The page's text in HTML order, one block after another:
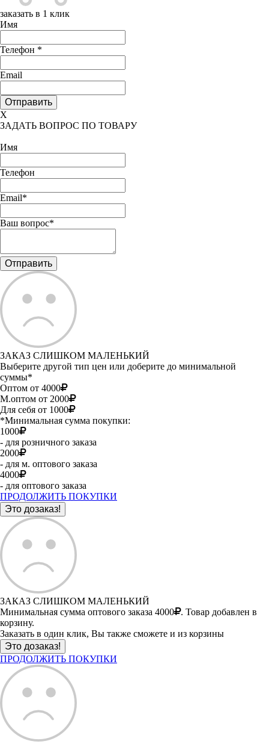
заказать в 1 клик
Имя
Телефон *
Email
X
ЗАДАТЬ ВОПРОС ПО ТОВАРУ
Имя
Телефон
Email*
Ваш вопрос*
ЗАКАЗ СЛИШКОМ МАЛЕНЬКИЙ
Выберите другой тип цен или доберите до минимальной
суммы*
Оптом от 4000
М.оптом от 2000
Для себя от 1000
*Минимальная сумма покупки:
1000
- для розничного заказа
2000
- для м. оптового заказа
4000
- для оптового заказа
ПРОДОЛЖИТЬ ПОКУПКИ
ЗАКАЗ СЛИШКОМ МАЛЕНЬКИЙ
Минимальная сумма оптового заказа 4000
. Товар добавлен в
корзину.
Заказать в один клик, Вы также сможете и из корзины
ПРОДОЛЖИТЬ ПОКУПКИ